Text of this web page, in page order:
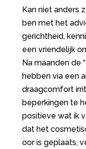
Kan niet anders
ben met het
gerichtheid,
een vriendelijk
Na maanden de
hebben via een
draagcomfort
beperkingen te
positieve wat ik
dat het
oor is geplaats,